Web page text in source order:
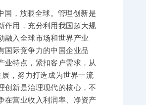
国，放眼全球。管理创新是
作用，充分利用我国超大规
融入全球市场和世界产业
国际竞争力的中国企业品
业特点，紧扣客户需求，从
，努力打造成为世界一流
创新是治理现代的核心，不
在营业收入利润率、净资产